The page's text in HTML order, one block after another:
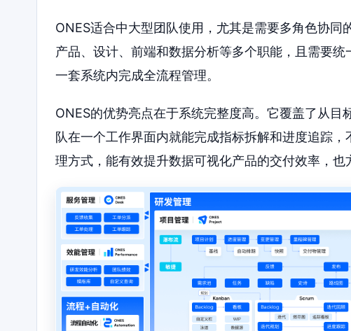
ONES适合中大型团队使用，尤其是需要多角色协
产品、设计、前端和数据分析等多个职能，且需要
一套系统内完成全流程管理。
ONES的优势亮点在于系统完整度高。它覆盖了从目
队在一个工作界面内就能完成指标拆解和进度追踪
理方式，能有效提升数据可视化产品的交付效率，也